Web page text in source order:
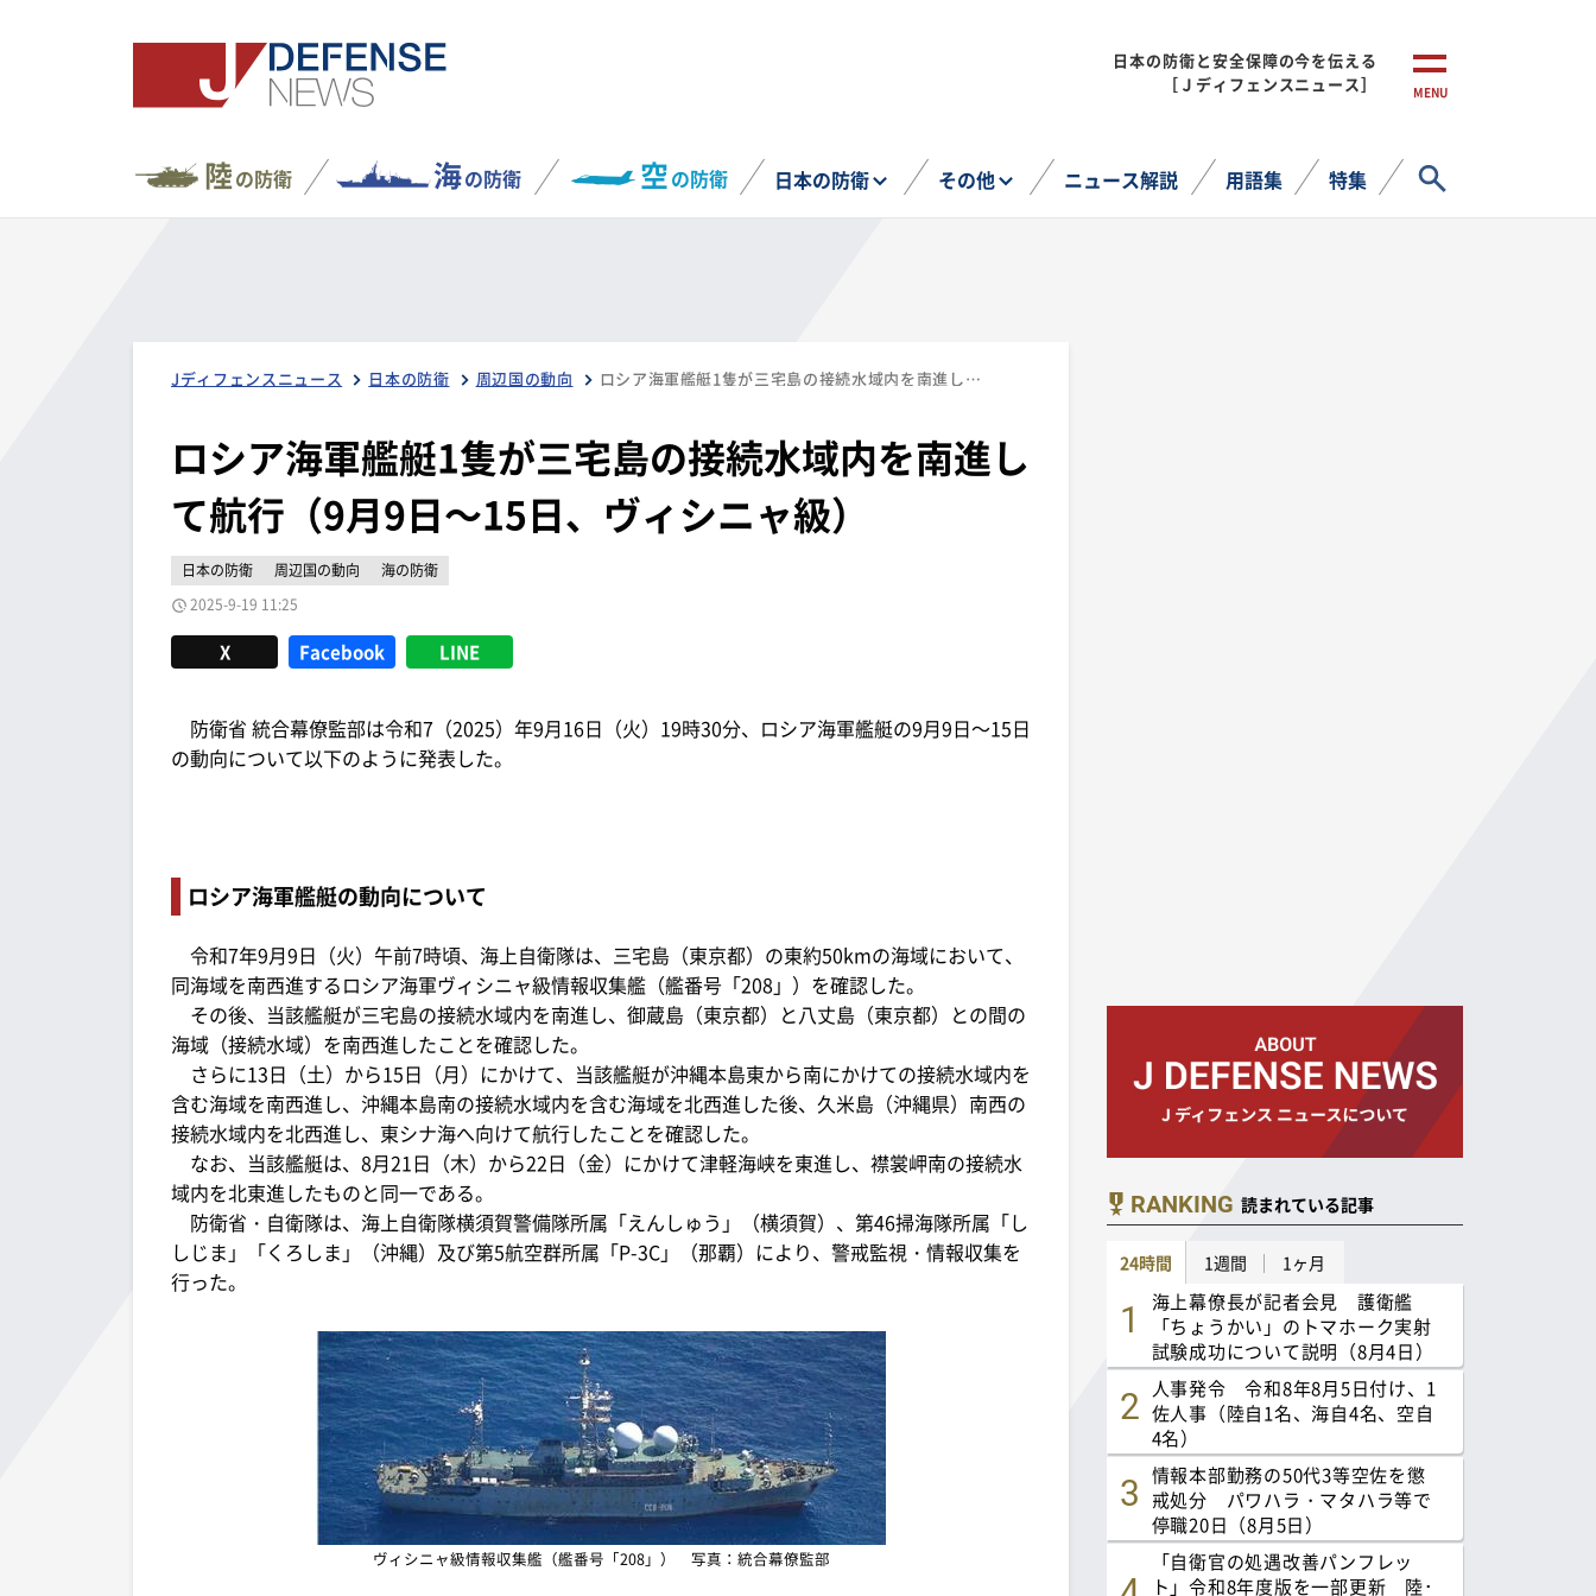
日本の防衛と安全保障の今を伝える
［Ｊディフェンスニュース］
MENU
陸の防衛 海の防衛 空の防衛 日本の防衛 その他 ニュース解説 用語集 特集
Jディフェンスニュース 日本の防衛 周辺国の動向 ロシア海軍艦艇1隻が三宅島の接続水域内を南進して航行（9月9日～15日、ヴィシニャ級）
ロシア海軍艦艇1隻が三宅島の接続水域内を南進し
て航行（9月9日～15日、ヴィシニャ級）
日本の防衛 周辺国の動向
海の防衛
2025-9-19 11:25
X Facebook LINE
防衛省 統合幕僚監部は令和7（2025）年9月16日（火）19時30分、ロシア海軍艦艇の9月9日～15日
の動向について以下のように発表した。
ロシア海軍艦艇の動向について
令和7年9月9日（火）午前7時頃、海上自衛隊は、三宅島（東京都）の東約50kmの海域において、
同海域を南西進するロシア海軍ヴィシニャ級情報収集艦（艦番号「208」）を確認した。
その後、当該艦艇が三宅島の接続水域内を南進し、御蔵島（東京都）と八丈島（東京都）との間の
海域（接続水域）を南西進したことを確認した。
さらに13日（土）から15日（月）にかけて、当該艦艇が沖縄本島東から南にかけての接続水域内を
含む海域を南西進し、沖縄本島南の接続水域内を含む海域を北西進した後、久米島（沖縄県）南西の
接続水域内を北西進し、東シナ海へ向けて航行したことを確認した。
なお、当該艦艇は、8月21日（木）から22日（金）にかけて津軽海峡を東進し、襟裳岬南の接続水
域内を北東進したものと同一である。
防衛省・自衛隊は、海上自衛隊横須賀警備隊所属「えんしゅう」（横須賀）、第46掃海隊所属「し
しじま」「くろしま」（沖縄）及び第5航空群所属「P-3C」（那覇）により、警戒監視・情報収集を
行った。
ヴィシニャ級情報収集艦（艦番号「208」） 写真：統合幕僚監部
RANKING 読まれている記事
24時間 1週間 1ヶ月
海上幕僚長が記者会見 護衛艦
「ちょうかい」のトマホーク実射
試験成功について説明（8月4日）
人事発令 令和8年8月5日付け、1
佐人事（陸自1名、海自4名、空自
4名）
情報本部勤務の50代3等空佐を懲
戒処分 パワハラ・マタハラ等で
停職20日（8月5日）
「自衛官の処遇改善パンフレッ
ト」令和8年度版を一部更新 陸･